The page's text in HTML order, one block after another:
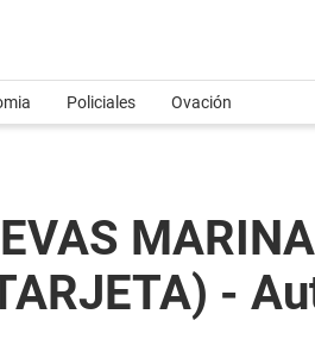
Policiales Ovación
-